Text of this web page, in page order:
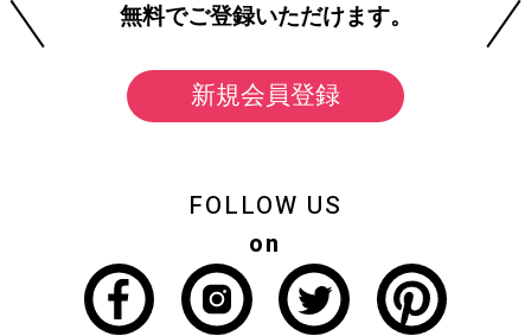
無料でご登録いただけます。
新規会員登録
FOLLOW US
on